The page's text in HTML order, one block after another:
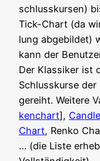
schluss­kur­sen)
Tick-Chart (da
lung abge­bil­det)
kann der
Der Klas­si­ker ist
Schluss­kur­se
ge­reiht. Wei­te­re
ken­chart],
Chart, Ren­ko
… (die Lis­te